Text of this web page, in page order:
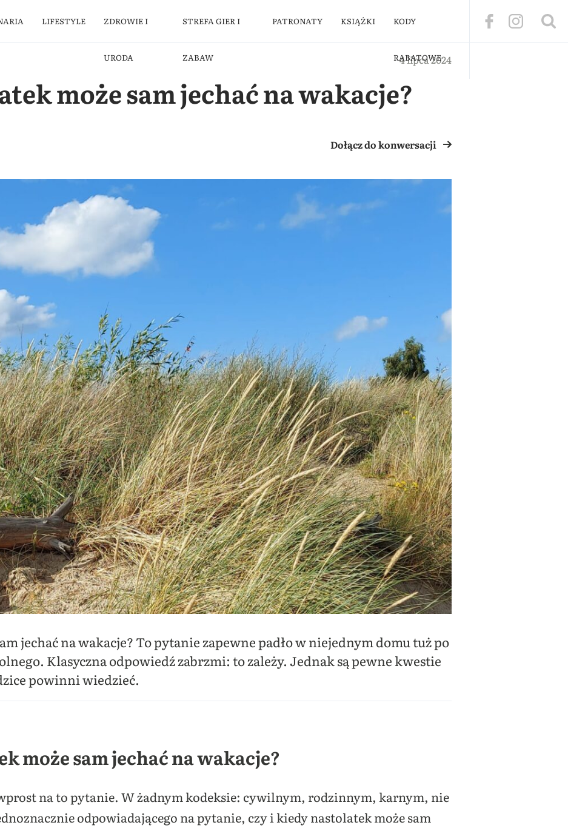
LIFESTYLE ZDROWIE I
URODA
STREFA GIER I
ZABAW
PATRONATY KSIĄŻKI KODY
RABATOWE
4 lipca 2024
może sam jechać na wakacje?
Dołącz do konwersacji
jechać na wakacje? To pytanie zapewne padło w niejednym domu tuż po
Klasyczna odpowiedź zabrzmi: to zależy. Jednak są pewne kwestie
powinni wiedzieć.
może sam jechać na wakacje?
na to pytanie. W żadnym kodeksie: cywilnym, rodzinnym, karnym, nie
odpowiadającego na pytanie, czy i kiedy nastolatek może sam